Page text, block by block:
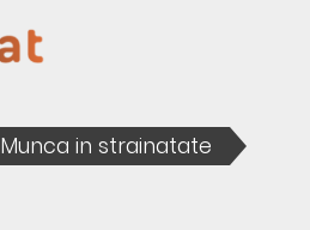
Munca in strainatate